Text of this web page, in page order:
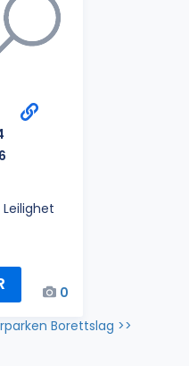
Leilighet
0
Borettslag >>